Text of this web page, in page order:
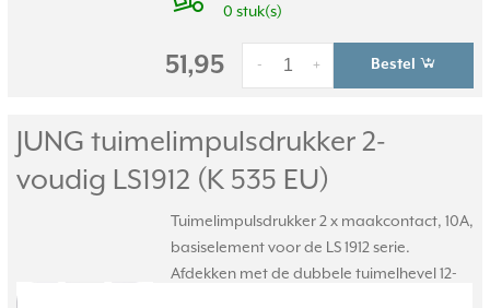
0 stuk(s)
51,95 +
- Bestel
JUNG tuimelimpulsdrukker 2-
voudig LS1912 (K 535 EU)
Tuimelimpulsdrukker 2 x maakcontact, 10A,
basiselement voor de LS 1912 serie.
Afdekken met de dubbele tuimelhevel 12-